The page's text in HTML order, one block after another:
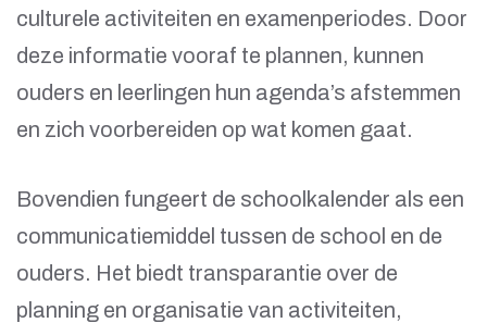
culturele activiteiten en examenperiodes. Door
deze informatie vooraf te plannen, kunnen
ouders en leerlingen hun agenda’s afstemmen
en zich voorbereiden op wat komen gaat.
Bovendien fungeert de schoolkalender als een
communicatiemiddel tussen de school en de
ouders. Het biedt transparantie over de
planning en organisatie van activiteiten,